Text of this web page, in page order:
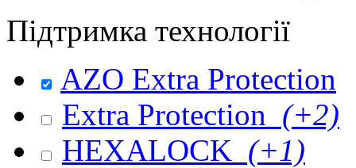
Підтримка технології
AZO Extra Protection
Extra Protection (+2)
HEXALOCK (+1)